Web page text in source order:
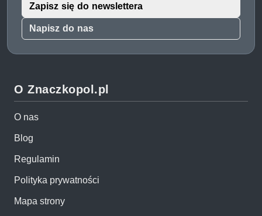
Napisz do nas
Zapisz się do newslettera
O Znaczkopol.pl
O nas
Blog
Regulamin
Polityka prywatności
Mapa strony